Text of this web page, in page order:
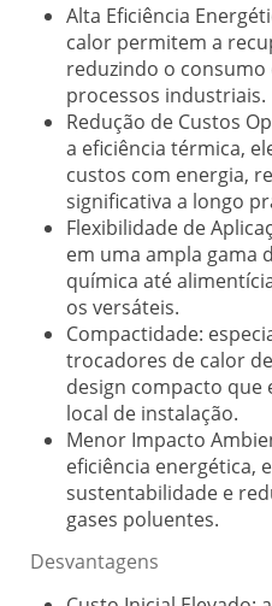
Alta Eficiência
calor permitem a
reduzindo o consumo
processos industriais.
Redução de Custos
a eficiência térmica,
custos com energia,
significativa a longo
Flexibilidade de
em uma ampla gama
química até
os versáteis.
Compactidade:
trocadores de calor
design compacto que
local de instalação.
Menor Impacto
eficiência energética,
sustentabilidade e
gases poluentes.
Desvantagens